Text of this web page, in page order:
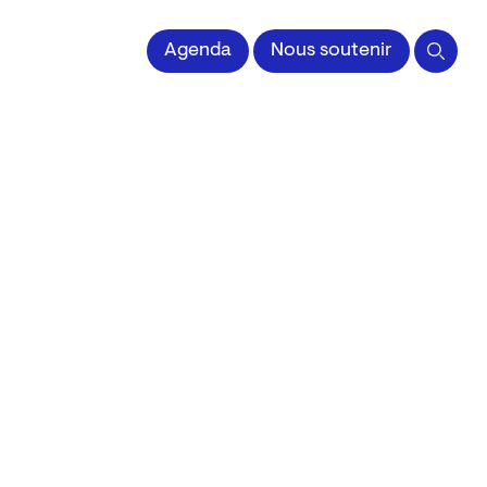
impriméeAgenda Nous soutenir